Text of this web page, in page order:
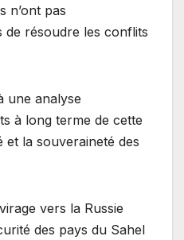
n’ont pas
de résoudre les conflits
une analyse
à long terme de cette
et la souveraineté des
vers la Russie
des pays du Sahel